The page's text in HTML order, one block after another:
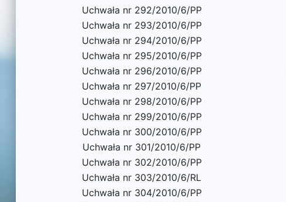
Uchwała nr 292/2010/6/PP
Uchwała nr 293/2010/6/PP
Uchwała nr 294/2010/6/PP
Uchwała nr 295/2010/6/PP
Uchwała nr 296/2010/6/PP
Uchwała nr 297/2010/6/PP
Uchwała nr 298/2010/6/PP
Uchwała nr 299/2010/6/PP
Uchwała nr 300/2010/6/PP
Uchwała nr 301/2010/6/PP
Uchwała nr 302/2010/6/PP
Uchwała nr 303/2010/6/RL
Uchwała nr 304/2010/6/PP